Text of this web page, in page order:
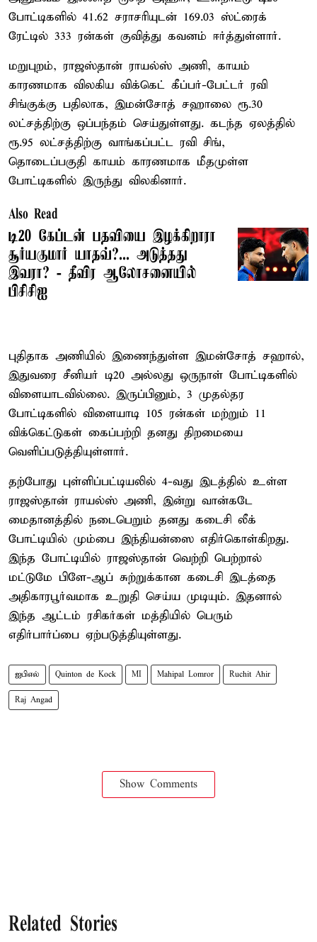
போட்டிகளில் 41.62 சராசரியுடன் 169.03 ஸ்ட்ரைக்
ரேட்டில் 333 ரன்கள் குவித்து கவனம் ஈர்த்துள்ளார்.
மறுபுறம், ராஜஸ்தான் ராயல்ஸ் அணி, காயம்
காரணமாக விலகிய விக்கெட் கீப்பர்-பேட்டர் ரவி
சிங்குக்கு பதிலாக, இமன்சோத் சஹாலை ரூ.30
லட்சத்திற்கு ஒப்பந்தம் செய்துள்ளது. கடந்த ஏலத்தில்
ரூ.95 லட்சத்திற்கு வாங்கப்பட்ட ரவி சிங்,
தொடைப்பகுதி காயம் காரணமாக மீதமுள்ள
போட்டிகளில் இருந்து விலகினார்.
Also Read
டி20 கேப்டன் பதவியை இழக்கிறாரா
சூர்யகுமார் யாதவ்?... அடுத்தது
இவரா? - தீவிர ஆலோசனையில்
பிசிசிஐ
புதிதாக அணியில் இணைந்துள்ள இமன்சோத் சஹால்,
இதுவரை சீனியர் டி20 அல்லது ஒருநாள் போட்டிகளில்
விளையாடவில்லை. இருப்பினும், 3 முதல்தர
போட்டிகளில் விளையாடி 105 ரன்கள் மற்றும் 11
விக்கெட்டுகள் கைப்பற்றி தனது திறமையை
வெளிப்படுத்தியுள்ளார்.
தற்போது புள்ளிப்பட்டியலில் 4-வது இடத்தில் உள்ள
ராஜஸ்தான் ராயல்ஸ் அணி, இன்று வான்கடே
மைதானத்தில் நடைபெறும் தனது கடைசி லீக்
போட்டியில் மும்பை இந்தியன்ஸை எதிர்கொள்கிறது.
இந்த போட்டியில் ராஜஸ்தான் வெற்றி பெற்றால்
மட்டுமே பிளே-ஆப் சுற்றுக்கான கடைசி இடத்தை
அதிகாரபூர்வமாக உறுதி செய்ய முடியும். இதனால்
இந்த ஆட்டம் ரசிகர்கள் மத்தியில் பெரும்
எதிர்பார்ப்பை ஏற்படுத்தியுள்ளது.
ஐபிஎல் Quinton de Kock MI Mahipal Lomror Ruchit Ahir
Raj Angad
Show Comments
Related Stories